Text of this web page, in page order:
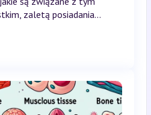
zaletą posiadania...